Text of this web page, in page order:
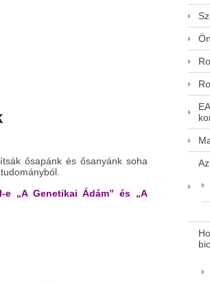
ősapánk és ősanyánk soha
„A Genetikai Ádám” és „A